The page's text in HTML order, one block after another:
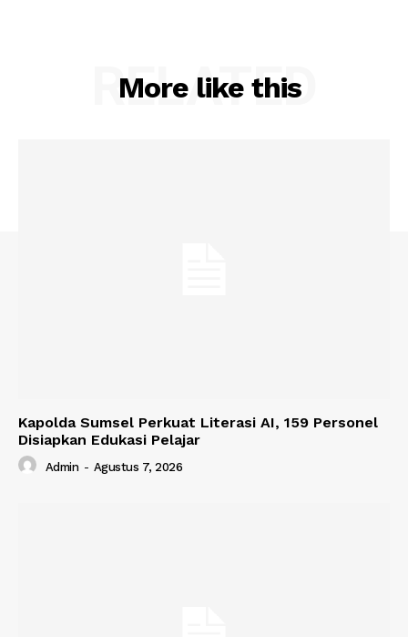
More like this
RELATED
Kapolda Sumsel Perkuat Literasi AI, 159 Personel
Disiapkan Edukasi Pelajar
Admin - Agustus 7, 2026